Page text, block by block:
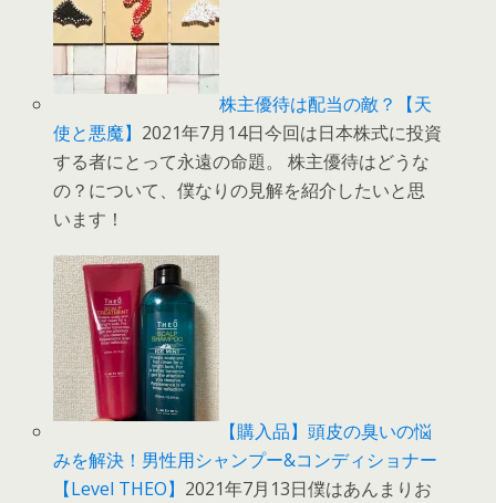
株主優待は配当の敵？【天
使と悪魔】 2021年7月14日今回は日本株式に投資
する者にとって永遠の命題。 株主優待はどうな
の？について、僕なりの見解を紹介したいと思
います！
【購入品】頭皮の臭いの悩
みを解決！男性用シャンプー&コンディショナー
【Level THEO】 2021年7月13日僕はあんまりお